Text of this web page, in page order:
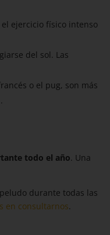
ejercicio físico intenso
del sol. Las
o el pug, son más
todo el año. Una
durante todas las
en consultarnos.